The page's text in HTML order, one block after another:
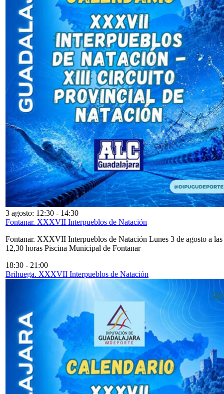
3 agosto: 12:30 - 14:30
Fontanar. XXXVII Interpueblos de Natación
Fontanar. XXXVII Interpueblos de Natación Lunes 3 de agosto a las
12,30 horas Piscina Municipal de Fontanar
18:30 - 21:00
Brihuega. XXXVII Interpueblos de Natación